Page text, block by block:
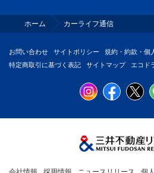
ホーム カーライフ通信
お問い合わせ サイトポリシー
規約・約款・個
特定商取引に基づく表記
サイトマップ エコド